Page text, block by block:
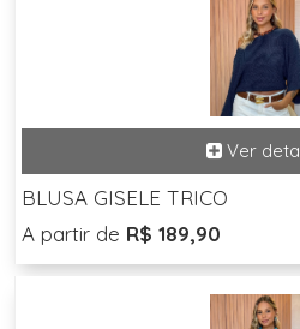
BLUSA GISELE TRICO
A partir de R$ 189,90